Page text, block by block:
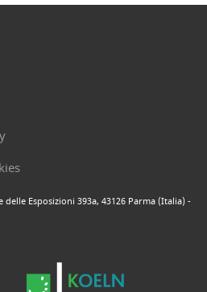
Esposizioni 393a, 43126 Parma (Italia) -